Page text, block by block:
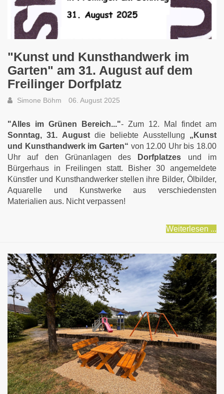
"Kunst und Kunsthandwerk im
Garten" am 31. August auf dem
Freilinger Dorfplatz
Simone Böhm 06. August 2025
"Alles im Grünen Bereich..."- Zum 12. Mal findet am
Sonntag, 31. Augustdie beliebte Ausstellung „Kunst
und Kunsthandwerk im Garten“ von 12.00 Uhr bis 18.00
Uhr auf den Grünanlagen des
Dorfplatzes und im
Bürgerhaus in Freilingen statt. Bisher 30 angemeldete
Künstler und Kunsthandwerker stellen ihre Bilder, Ölbilder,
Aquarelle und Kunstwerke aus verschiedensten
Materialien aus. Nicht verpassen!
Weiterlesen ...